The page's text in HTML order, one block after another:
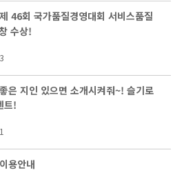
46회 국가품질경영대회 서비스품질
수상!
은 지인 있으면 소개시켜줘~! 슬기로
트!
용안내